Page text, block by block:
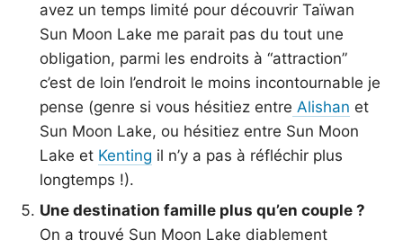
avez un temps limité pour découvrir Taïwan
Sun Moon Lake me parait pas du tout une
obligation, parmi les endroits à “attraction”
c’est de loin l’endroit le moins incontournable je
pense (genre si vous hésitiez entre Alishan et
Sun Moon Lake, ou hésitiez entre Sun Moon
Lake et Kenting il n’y a pas à réfléchir plus
longtemps !).
Une destination famille plus qu’en couple ?
On a trouvé Sun Moon Lake diablement